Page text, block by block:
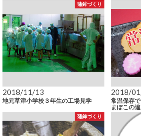
蒲鉾づくり
2018/11/13
地元草津小学校３年生の工場見学
2018/
常温保存
まぼこの
蒲鉾づくり